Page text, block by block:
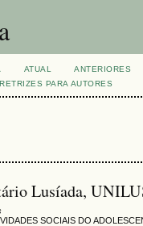
ATUAL ANTERIORES
PARA AUTORES
Lusíada,
SOCIAIS DO